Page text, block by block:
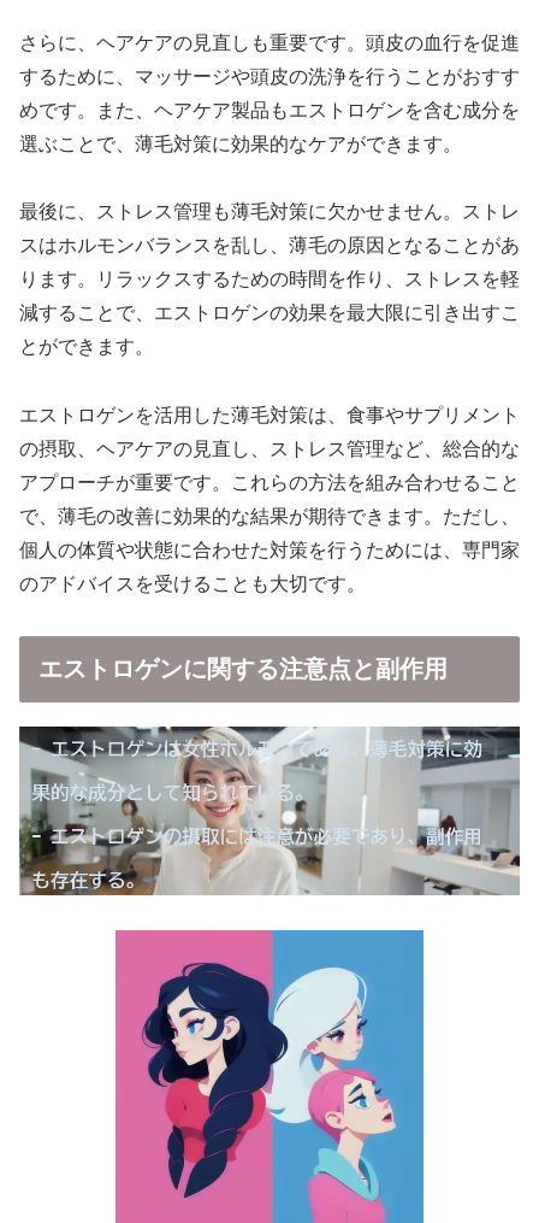
さらに、ヘアケアの見直しも重要です。頭皮の血行を促進
するために、マッサージや頭皮の洗浄を行うことがおすす
めです。また、ヘアケア製品もエストロゲンを含む成分を
選ぶことで、薄毛対策に効果的なケアができます。
最後に、ストレス管理も薄毛対策に欠かせません。ストレ
スはホルモンバランスを乱し、薄毛の原因となることがあ
ります。リラックスするための時間を作り、ストレスを軽
減することで、エストロゲンの効果を最大限に引き出すこ
とができます。
エストロゲンを活用した薄毛対策は、食事やサプリメント
の摂取、ヘアケアの見直し、ストレス管理など、総合的な
アプローチが重要です。これらの方法を組み合わせること
で、薄毛の改善に効果的な結果が期待できます。ただし、
個人の体質や状態に合わせた対策を行うためには、専門家
のアドバイスを受けることも大切です。
エストロゲンに関する注意点と副作用